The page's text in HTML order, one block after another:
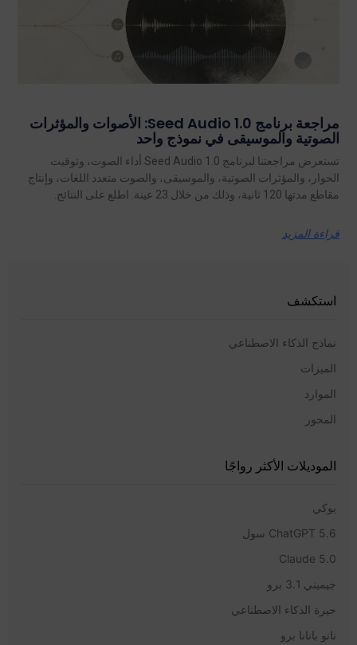
مراجعة برنامج Seed Audio 1.0: الأصوات والمؤثرات
الصوتية والموسيقى في نموذج واحد
تستعرض مراجعتنا لبرنامج Seed Audio 1.0 أداء الصوت، وتوقيت
الحوار، والمؤثرات الصوتية، والموسيقى، والصوت متعدد اللغات، وإنتاج
مقاطع مدتها 120 ثانية، وذلك من خلال 23 عينة. اطلع على النتائج.
قراءة المزيد
استكشف
نماذج الذكاء الاصطناعي
الميزات
الموارد
المحور
الموديلات الأكثر رواجًا
يوكي
ChatGPT 5.6 سول
Claude 5.0
جيميني 3.1 برو
حيرة الذكاء الاصطناعي
نانو بانانا برو